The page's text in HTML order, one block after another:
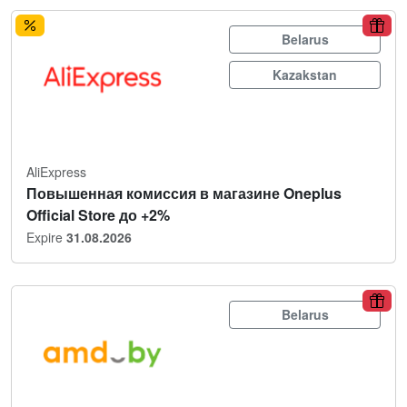
Belarus
Kazakstan
AliExpress
Повышенная комиссия в магазине Oneplus
Official Store до +2%
Expire 31.08.2026
Belarus